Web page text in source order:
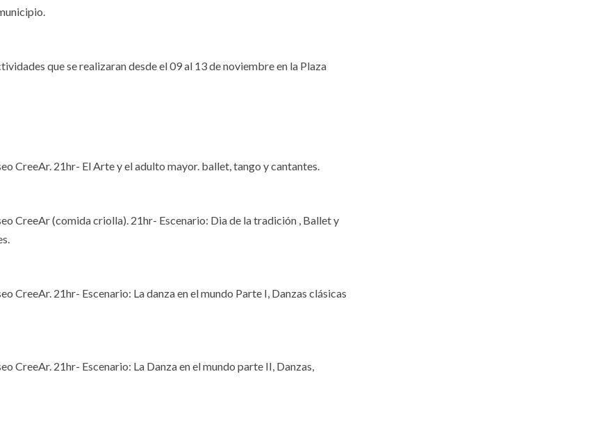
que se realizaran desde el 09 al 13 de noviembre en la Plaza
CreeAr. 21hr- El Arte y el adulto mayor. ballet, tango y cantantes.
CreeAr (comida criolla). 21hr- Escenario: Dia de la tradición , Ballet y
CreeAr. 21hr- Escenario: La danza en el mundo Parte I, Danzas clásicas
CreeAr. 21hr- Escenario: La Danza en el mundo parte II, Danzas,